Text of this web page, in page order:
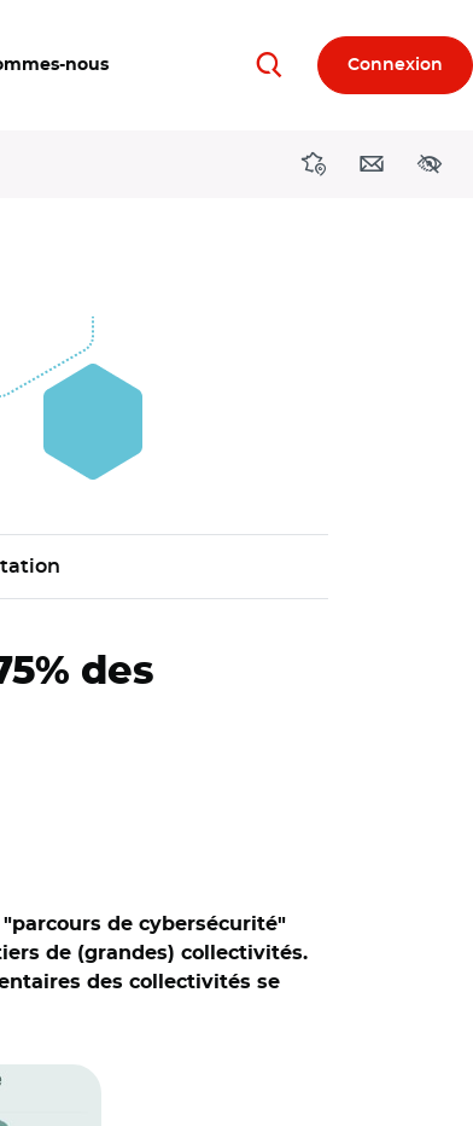
nous RechercherConnexion
DirectionsContact
des
de cybersécurité"
de (grandes) collectivités.
des collectivités se